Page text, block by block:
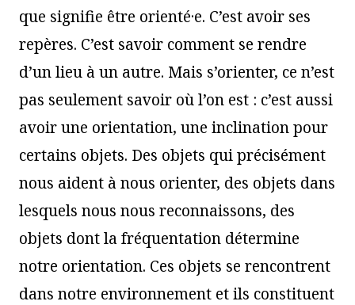
que signifie être orienté·e. C’est avoir ses
repères. C’est savoir comment se rendre
d’un lieu à un autre. Mais s’orienter, ce n’est
pas seulement savoir où l’on est : c’est aussi
avoir une orientation, une inclination pour
certains objets. Des objets qui précisément
nous aident à nous orienter, des objets dans
lesquels nous nous reconnaissons, des
objets dont la fréquentation détermine
notre orientation. Ces objets se rencontrent
dans notre environnement et ils constituent